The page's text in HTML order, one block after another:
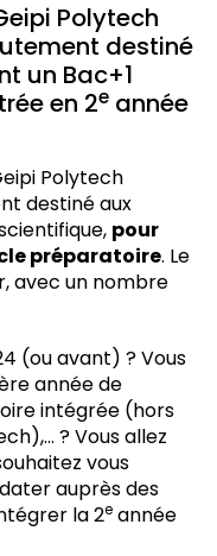
Polytech
destiné
un Bac+1
en 2e année
Polytech
destiné aux
pour
préparatoire. Le
avec un nombre
(ou avant) ? Vous
année de
intégrée (hors
? Vous allez
vous
auprès des
la 2e année